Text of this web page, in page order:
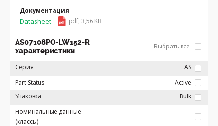
Документация
Datasheet pdf, 3,56 KB
AS07108PO-LW152-R
характеристики
Выбрать все
Серия
AS
Part Status
Active
Упаковка
Bulk
Номинальные данные
(классы)
-